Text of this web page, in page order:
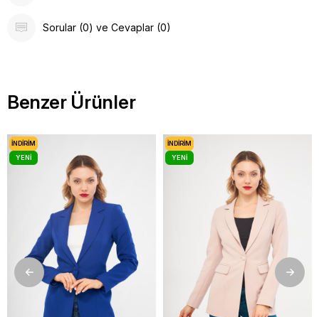
Sorular (0) ve Cevaplar (0)
Benzer Ürünler
İNDIRIM
YENI
İNDIRIM
YENI